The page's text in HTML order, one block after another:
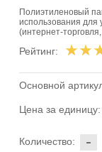
Полиэтиленовый
использования для
(интернет-
Рейтинг:
Основной
Цена за единицу:
-
Количество: